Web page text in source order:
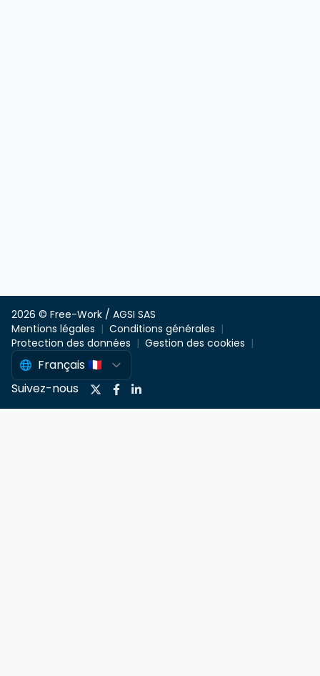
2026 © Free-Work / AGSI SAS
Mentions légales
Conditions générales
Protection des données
Gestion des cookies
Suivez-nous